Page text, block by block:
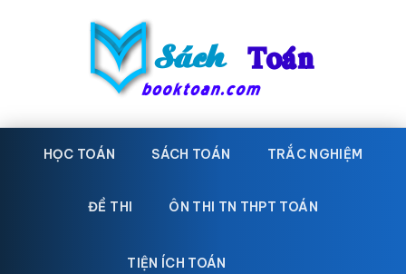
Sách
Toán
Học
toán,HỌC TOÁN SÁCH TOÁN TRẮC NGHIỆM
ĐỀ THI ÔN THI TN THPT TOÁN
TIỆN ÍCH TOÁN